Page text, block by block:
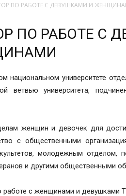
ПО РАБОТЕ С ДЕВУШКАМИ И
ПО РАБОТЕ С
национальном университете
ветвью университета,
женщин и девочек для
с общественными
молодежным отделом,
и другими общественными
работе с женщинами и девушками